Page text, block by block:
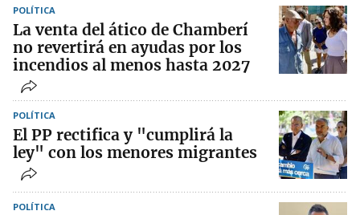
POLÍTICA
La venta del ático de Chamberí
no revertirá en ayudas por los
incendios al menos hasta 2027
POLÍTICA
El PP rectifica y "cumplirá la
ley" con los menores migrantes
POLÍTICA